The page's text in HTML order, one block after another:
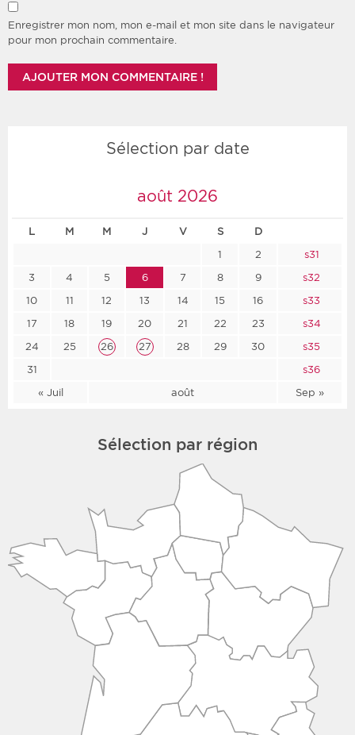
Enregistrer mon nom, mon e-mail et mon site dans le navigateur
pour mon prochain commentaire.
Sélection par date
août 2026
L M M J V S D
« Juil août Sep »
1 2
s31
3
4 5 6 7 8 9
s32
10
11 12 13 14 15 16
s33
17
18 19 20 21 22 23
s34
24
25 26 27 28 29 30
s35
31
s36
Sélection par région